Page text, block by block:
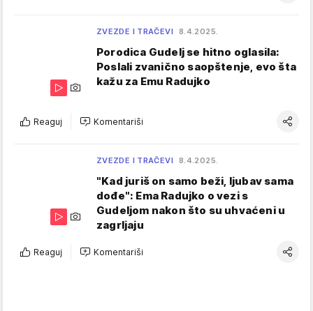
ZVEZDE I TRAČEVI 8.4.2025.
Porodica Gudelj se hitno oglasila:
Poslali zvanično saopštenje, evo šta
kažu za Emu Radujko
Reaguj Komentariši
ZVEZDE I TRAČEVI 8.4.2025.
"Kad juriš on samo beži, ljubav sama
dođe": Ema Radujko o vezi s
Gudeljom nakon što su uhvaćeni u
zagrljaju
Reaguj Komentariši